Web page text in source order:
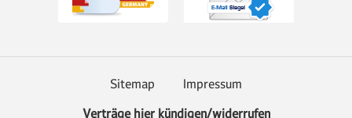
Sitemap
Impressum
Verträge hier kündigen/widerrufen